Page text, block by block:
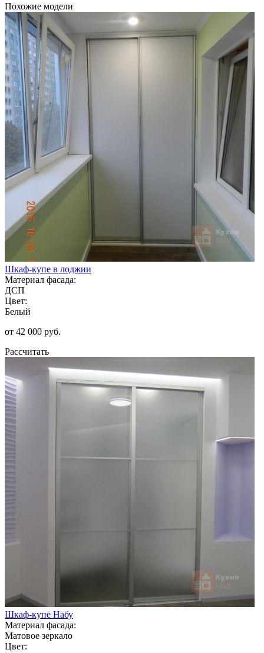
Похожие модели
Шкаф-купе в лоджии
Материал фасада:
ДСП
Цвет:
Белый
от 42 000 руб.
Рассчитать
Шкаф-купе Набу
Материал фасада:
Матовое зеркало
Цвет: